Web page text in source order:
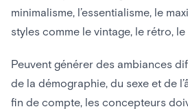
minimalisme, l’essentialisme, le
styles comme le vintage, le rétro,
Peuvent générer des ambiances
de la démographie, du sexe et de
fin de compte, les concepteurs